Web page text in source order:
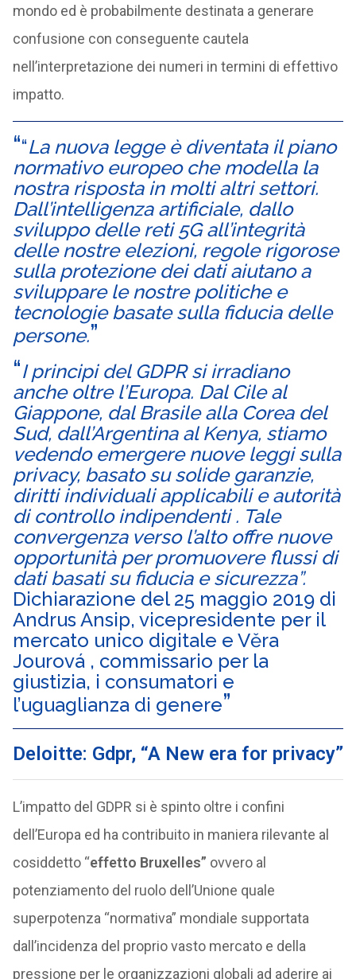
mondo ed è probabilmente destinata a generare
confusione con conseguente cautela
nell’interpretazione dei numeri in termini di effettivo
impatto.
“La nuova legge è diventata il piano
normativo europeo che modella la
nostra risposta in molti altri settori.
Dall’intelligenza artificiale, dallo
sviluppo delle reti 5G all’integrità
delle nostre elezioni, regole rigorose
sulla protezione dei dati aiutano a
sviluppare le nostre politiche e
tecnologie basate sulla fiducia delle
persone.
I principi del GDPR si irradiano
anche oltre l’Europa. Dal Cile al
Giappone, dal Brasile alla Corea del
Sud, dall’Argentina al Kenya, stiamo
vedendo emergere nuove leggi sulla
privacy, basato su solide garanzie,
diritti individuali applicabili e autorità
di controllo indipendenti . Tale
convergenza verso l’alto offre nuove
opportunità per promuovere flussi di
dati basati su fiducia e sicurezza”.
Dichiarazione del 25 maggio 2019 di
Andrus Ansip, vicepresidente per il
mercato unico digitale e Věra
Jourová , commissario per la
giustizia, i consumatori e
l’uguaglianza di genere
Deloitte: Gdpr, “A New era for privacy”
L’impatto del GDPR si è spinto oltre i confini
dell’Europa ed ha contribuito in maniera rilevante al
cosiddetto “effetto Bruxelles” ovvero al
potenziamento del ruolo dell’Unione quale
superpotenza “normativa” mondiale supportata
dall’incidenza del proprio vasto mercato e della
pressione per le organizzazioni globali ad aderire ai